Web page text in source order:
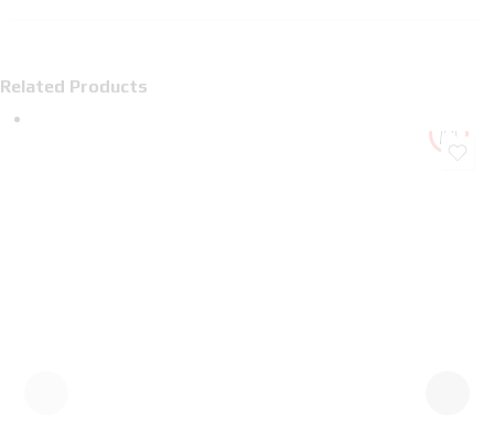
Related Products